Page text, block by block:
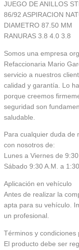
JUEGO DE ANILLOS
86/92 ASPIRACION
DIAMETRO 87.50 MM
RANURAS 3.8 4.0 3.8
Somos una empresa
Refaccionaria Mario
servicio a nuestros
calidad y garantía. Lo
porque creemos
seguridad son
saludable.
Para cualquier duda de
con nosotros de:
Lunes a Viernes de
Sábado 9:30 A.M. a
Aplicación en vehículo
Antes de realizar la
apta para su vehículo.
un profesional.
Términos y condiciones
El producto debe ser